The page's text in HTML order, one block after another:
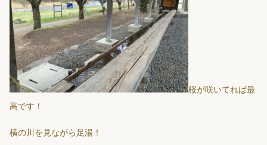
桜が咲いてれば最
高です！
横の川を見ながら足湯！